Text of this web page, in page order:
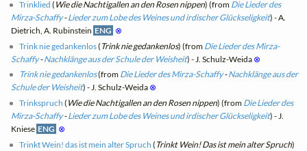
Trinklied ( Wie die Nachtigallen an den Rosen nippen) (from Die Lieder des
Mirza-Schaffy-Lieder zum Lobe des Weines und irdischer Glückseligkeit) - A.
Dietrich, A. Rubinstein ENG ⊗
Trink nie gedankenlos( Trink nie gedankenlos) (from Die Lieder des Mirza-
Schaffy-Nachklänge aus der Schule der Weisheit) - J. Schulz-Weida ⊗
Trink nie gedankenlos(from Die Lieder des Mirza-Schaffy-Nachklänge aus der
Schule der Weisheit) - J. Schulz-Weida ⊗
Trinkspruch ( Wie die Nachtigallen an den Rosen nippen) (from Die Lieder des
Mirza-Schaffy-Lieder zum Lobe des Weines und irdischer Glückseligkeit) - J.
Kniese ENG ⊗
Trinkt Wein! das ist mein alter Spruch ( Trinkt Wein! Das ist mein alter Spruch)